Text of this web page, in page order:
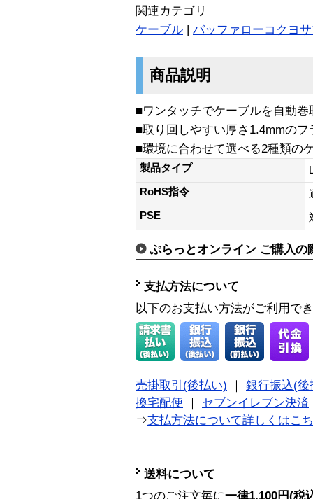
関連カテゴリ
ケーブル | バッファローコクヨ
商品説明
■ワンタッチでケーブルを自動巻
■取り回しやすい厚さ1.4mmの
■環境に合わせて選べる2種類の
製品タイプ
RoHS指令
PSE
ぷらっとオンライン ご購入の
支払方法について
以下のお支払い方法がご利用で
売掛取引(後払い)
銀行振込(後
換宅配便
セブンイレブン決済
⇒支払方法について詳しくはこ
送料について
1つのご注文毎に一律1,100円(税